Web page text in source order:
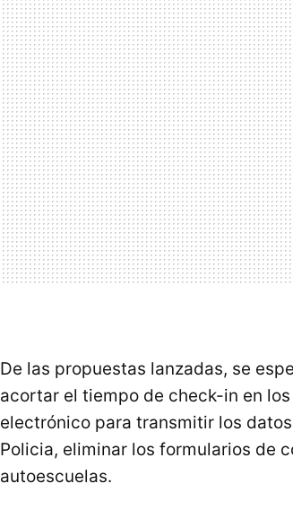
De las propuestas lanzadas, se
acortar el tiempo de check-in en
electrónico para transmitir los
Policia, eliminar los formularios de
autoescuelas.